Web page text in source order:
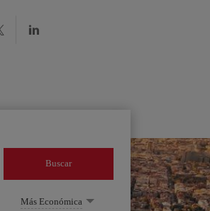
Buscar
Más Económica